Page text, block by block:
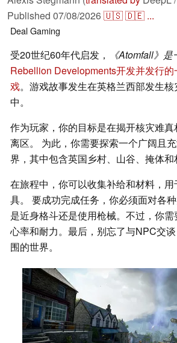
Published 07/08/2026🇺🇸🇩🇪 ...
DealGaming
受20世纪60年代启发， 《Atomfall》
Rebellion Developments开发并发行
戏。游戏故事发生在英格兰西部发生
中。
作为玩家，你的目标是在揭开核灾难
离区。 为此，你需要探索一个广阔且
界，其中包含英国乡村、山谷、掩体和
在旅程中，你可以收集补给和材料，
具。 要成功完成任务，你必须面对各
是近身格斗还是使用枪械。不过，你
心率和耐力。最后，别忘了与NPC交
围的世界。